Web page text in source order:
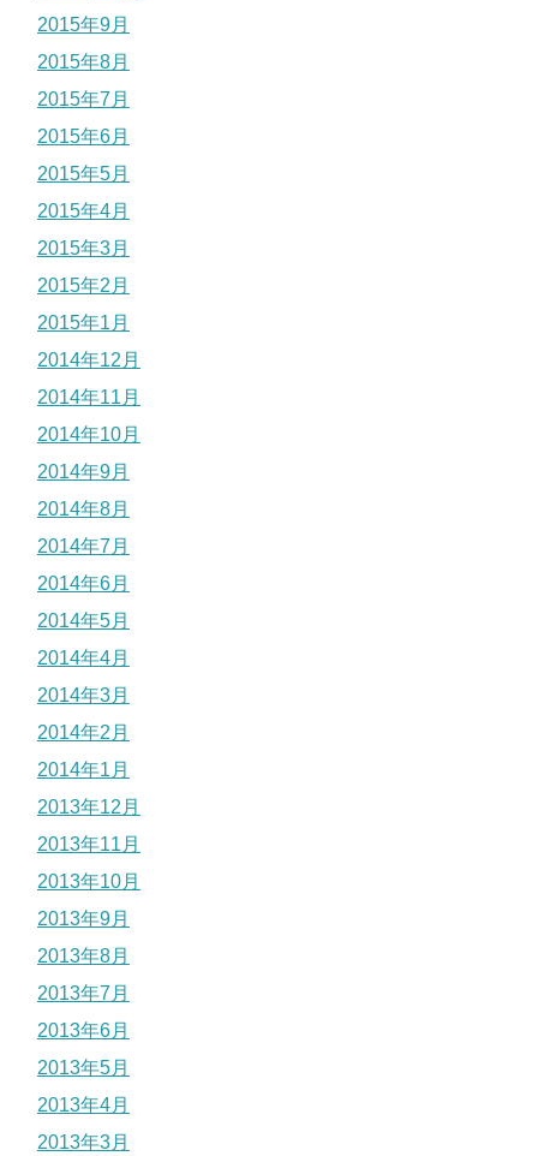
2015年9月
2015年8月
2015年7月
2015年6月
2015年5月
2015年4月
2015年3月
2015年2月
2015年1月
2014年12月
2014年11月
2014年10月
2014年9月
2014年8月
2014年7月
2014年6月
2014年5月
2014年4月
2014年3月
2014年2月
2014年1月
2013年12月
2013年11月
2013年10月
2013年9月
2013年8月
2013年7月
2013年6月
2013年5月
2013年4月
2013年3月